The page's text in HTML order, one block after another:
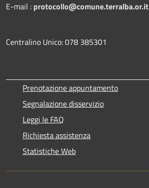
E-mail : protocollo@comune.terralba.or.it
Centralino Unico: 078 385301
Prenotazione appuntamento
Segnalazione disservizio
Leggi le FAQ
Richiesta assistenza
Statistiche Web